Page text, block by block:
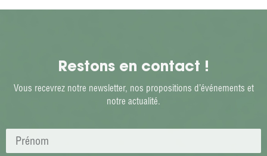
Restons en contact !
Vous recevrez notre newsletter, nos propositions d’événements et
notre actualité.